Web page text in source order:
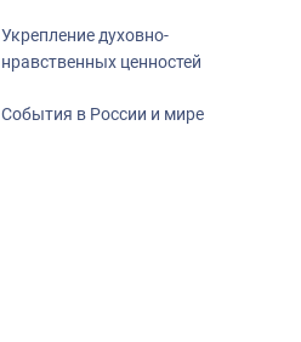
Укрепление духовно-
нравственных ценностей
События в России и мире